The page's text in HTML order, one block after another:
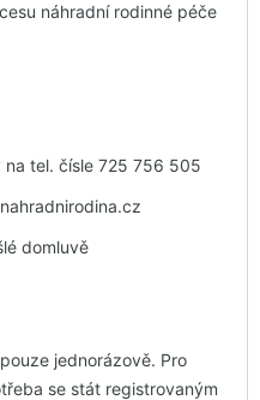
náhradní rodinné péče
tel. čísle 725 756 505
domluvě
jednorázově. Pro
se stát registrovaným